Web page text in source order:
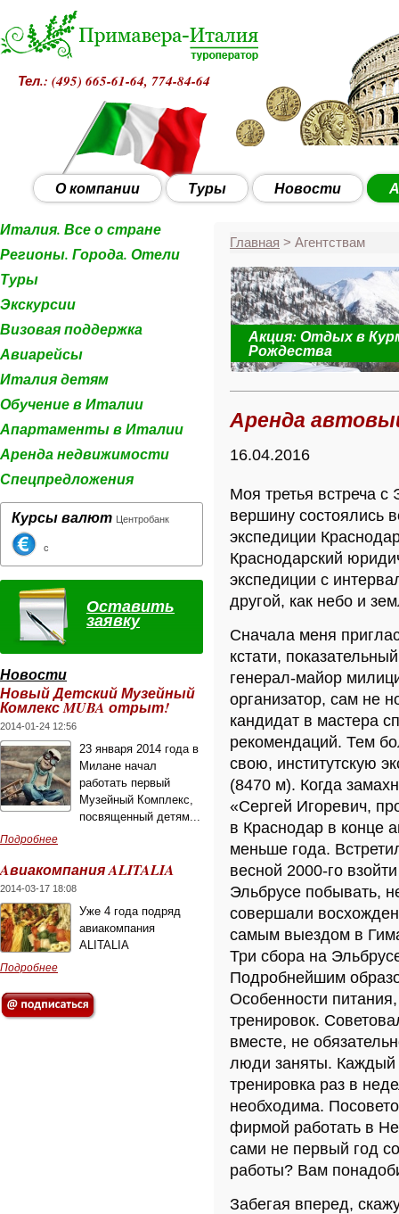
Тел.: (495) 665-61-64, 774-84-64
О компании Туры Новости
Италия. Все о стране
Регионы. Города. Отели
Туры
Экскурсии
Визовая поддержка
Авиарейсы
Италия детям
Обучение в Италии
Апартаменты в Италии
Аренда недвижимости
Спецпредложения
Курсы валют Центробанк
с
Оставить
заявку
Новости
Новый Детский Музейный
Комлекс MUBA отрыт!
2014-01-24 12:56
23 января 2014 года в
Милане начал
работать первый
Музейный Комплекс,
посвященный детям...
Подробнее
Aвиакомпания ALITALIA
2014-03-17 18:08
Уже 4 года подряд
авиакомпания
ALITALIA
Подробнее
Главная > Агентствам
декабря
Акция: Отдых в
Рождества
Аренда
16.04.2016
Моя третья встреча
вершину состоялись
экспедиции
Краснодарский
экспедиции с
другой, как небо и
Сначала меня
кстати,
генерал-майор
организатор, сам не
кандидат в мастера
рекомендаций. Тем
свою, институтскую
(8470 м). Когда
«Сергей Игоревич,
в Краснодар в конце
меньше года.
весной 2000-го
Эльбрусе побывать,
совершали
самым выездом в
Три сбора на
Подробнейшим
Особенности
тренировок.
вместе, не
люди заняты. Каждый
тренировка раз в
необходима.
фирмой работать в
сами не первый год
работы? Вам
Забегая вперед,